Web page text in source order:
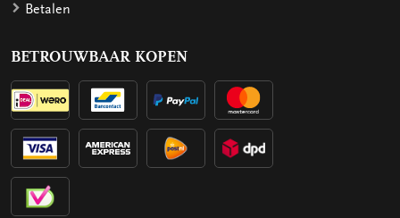
Betalen
BETROUWBAAR KOPEN